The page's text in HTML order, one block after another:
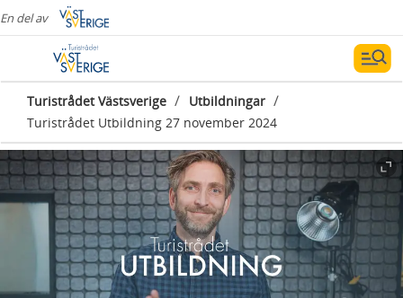
En del av
Turistrådet Västsverige / Utbildningar /
Turistrådet Utbildning 27 november 2024